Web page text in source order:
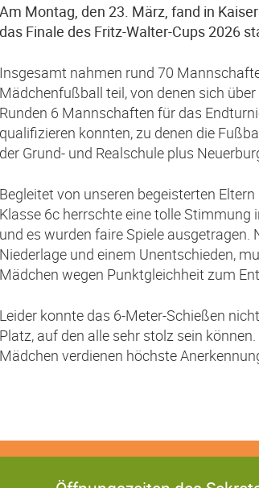
Am Montag, den 23. März, fand in
das Finale des Fritz-Walter-Cups 2026
Insgesamt nahmen rund 70
Mädchenfußball teil, von denen sich
Runden 6 Mannschaften für das
qualifizieren konnten, zu denen die
der Grund- und Realschule plus
Begleitet von unseren begeisterten
Klasse 6c herrschte eine tolle Stimmung
und es wurden faire Spiele ausgetragen.
Niederlage und einem Unentschieden,
Mädchen wegen Punktgleichheit zum
Leider konnte das 6-Meter-Schießen
Platz, auf den alle sehr stolz sein
Mädchen verdienen höchste